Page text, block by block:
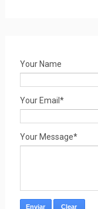
Your Name
Your Email*
Your Message*